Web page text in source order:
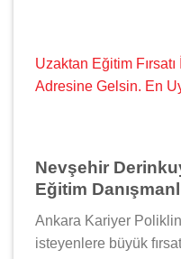
Uzaktan Eğitim
Adresine Gelsin. En
Nevşehir
Eğitim
Ankara Kariyer
isteyenlere büyük